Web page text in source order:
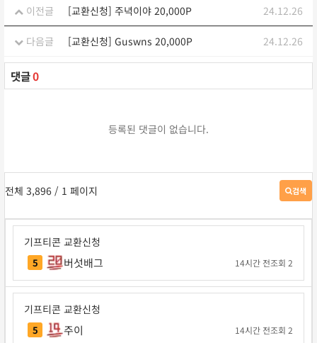
이전글 [교환신청] 주녁이야 20,000P 24.12.26
다음글 [교환신청] Guswns 20,000P 24.12.26
댓글0
등록된 댓글이 없습니다.
전체 3,896 / 1 페이지 검색
게
판
검
기프티콘 교환신청
5 버섯배그 14시간 전조회 2
기프티콘 교환신청
5 주이 14시간 전조회 2